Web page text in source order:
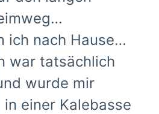
ich nach Hause…
war tatsächlich
wurde mir
in einer Kalebasse